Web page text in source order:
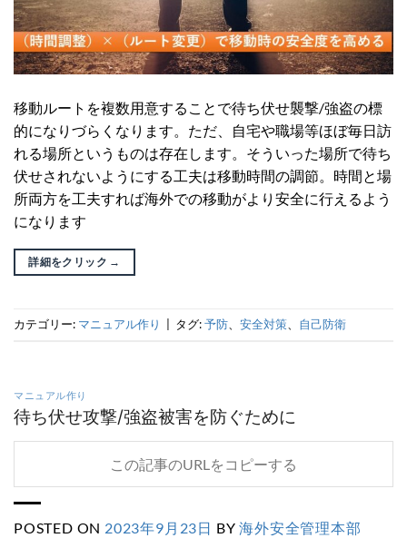
移動ルートを複数用意することで待ち伏せ襲撃/強盗の標
的になりづらくなります。ただ、自宅や職場等ほぼ毎日訪
れる場所というものは存在します。そういった場所で待ち
伏せされないようにする工夫は移動時間の調節。時間と場
所両方を工夫すれば海外での移動がより安全に行えるよう
になります
詳細をクリック →
カテゴリー: マニュアル作り タグ:予防 安全対策 自己防衛
マニュアル作り
待ち伏せ攻撃/強盗被害を防ぐために
この記事のURLをコピーする
POSTED ON 2023年9月23日 BY海外安全管理本部